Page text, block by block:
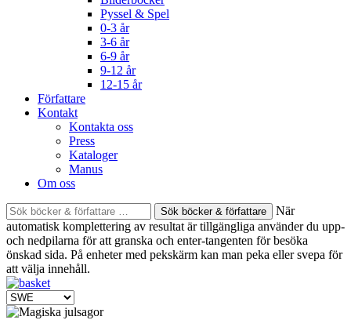
Pyssel & Spel
0-3 år
3-6 år
6-9 år
9-12 år
12-15 år
Författare
Kontakt
Kontakta oss
Press
Kataloger
Manus
Om oss
Sök
böcker
&
författare
efter:
När
automatisk komplettering av resultat är tillgängliga använder du upp-
och nedpilarna för att granska och enter-tangenten för besöka
önskad sida. På enheter med pekskärm kan man peka eller svepa för
att välja innehåll.